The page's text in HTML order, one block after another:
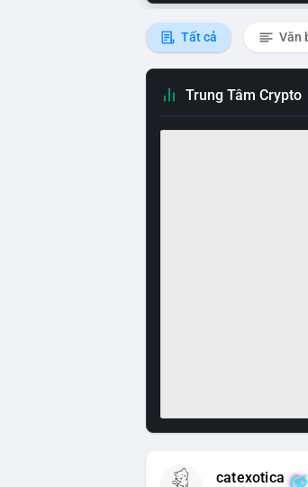
Tất cả Văn
Trung Tâm Crypto
catexotica